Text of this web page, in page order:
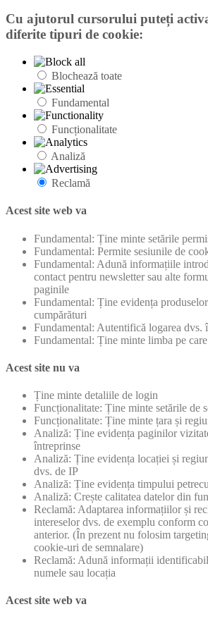
Cu ajutorul cursorului puteți
diferite tipuri de cookie:
Blochează toate
Fundamental
Funcționalitate
Analiză
Reclamă
Acest site web va
Fundamental: Ține minte setările
Fundamental: Permite sesiunile de
Fundamental: Adună informațiile
contact pentru newsletter sau alte
paginile
Fundamental: Ține evidența
cumpărături
Fundamental: Autentifică logarea dvs.
Fundamental: Ține minte limba pe
Acest site nu va
Ține minte detaliile de login
Funcționalitate: Ține minte setările de
Funcționalitate: Ține minte țara și
Analiză: Ține evidența paginilor
întreprinse
Analiză: Ține evidența locației și
dvs. de IP
Analiză: Ține evidența timpului
Analiză: Crește calitatea datelor din
Reclamă: Adaptarea informațiilor și
intereselor dvs. de exemplu conform
anterior. (În prezent nu folosim
cookie-uri de semnalare)
Reclamă: Adună informații
numele sau locația
Acest site web va